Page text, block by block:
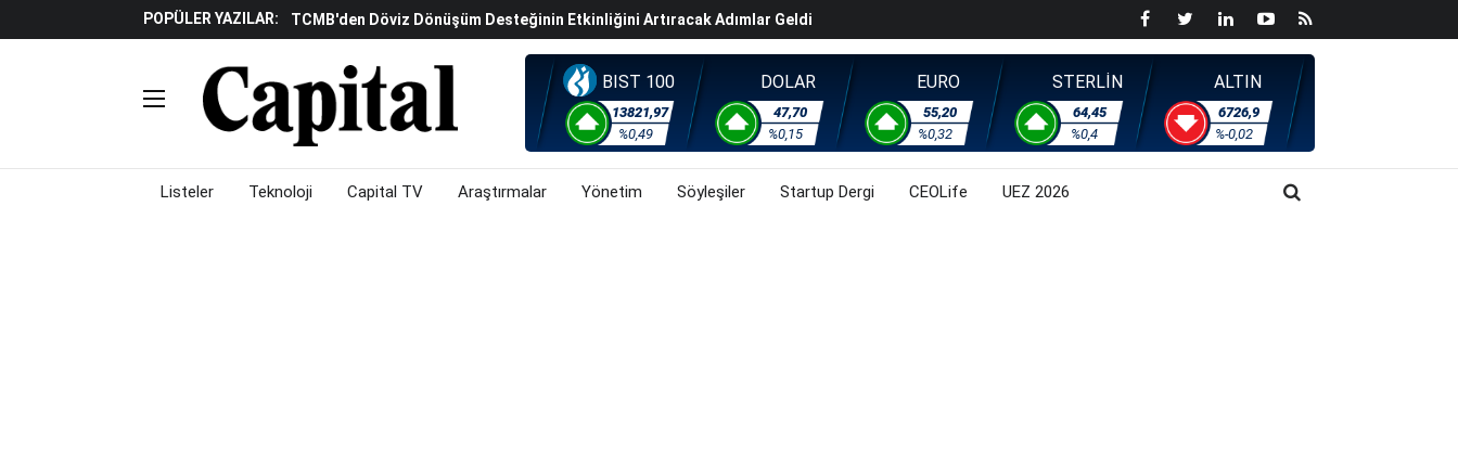
POPÜLER YAZILAR:
TCMB'den Döviz Dönüşüm Desteğinin Etkinliğini Artıracak Adımlar Geldi
Katılım Bankaları Yılın Ilk Yarısında 119,5 Milyar Liralık Sukuk Ihraç Etti
Küresel Piyasalarda Gelecek Hafta Gözler ABD'de Açıklanacak Tarım Dışı Istihdam
Verisine Çevrildi
Altınay Savunma Grubu C-Level Üst Yönetim Yapılanmasına Geçti
Çalışma Alanları Konser Sahnesine Dönüşüyor
BIST 100
13821,97
%0,49
DOLAR
47,70
%0,15
EURO
55,20
%0,32
STERLİN
64,45
%0,4
ALTIN
6726,9
%-0,02
Listeler Teknoloji Capital TV Araştırmalar Yönetim Söyleşiler Startup Dergi CEOLife UEZ 2026